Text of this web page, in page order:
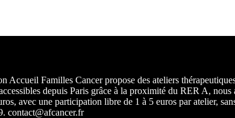
après le cancer
sophrologie, sport adapté, art thérapie,
. L'adhésion annuelle est de 30 euros avec une
de 1 à 5 euros par atelier sans obligation.
Accueil Familles Cancer propose des ateliers
depuis Paris grâce à la proximité du RER A,
avec une participation libre de 1 à 5 euros par atelier,
contact@afcancer.fr